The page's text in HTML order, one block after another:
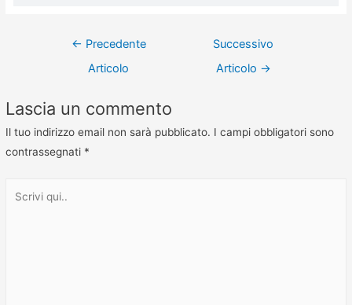
← Precedente
Articolo
Successivo
Articolo →
Lascia un commento
Il tuo indirizzo email non sarà pubblicato. I campi obbligatori sono
contrassegnati *